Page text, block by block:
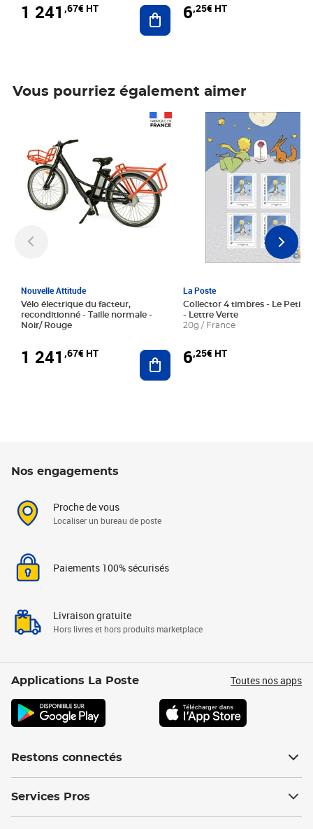
1 241 ,67€ HT Ajouter au panier
6,25€ HT
Vous pourriez également aimer
Nouvelle Attitude
Vélo électrique du facteur,
reconditionné - Taille normale -
Noir/ Rouge
1 241 ,67€ HT Ajouter au panier
La Poste
Collector 4 timbres - Le Petit
- Lettre Verte
20g / France
6,25€ HT
Prix 6,25€ HT
Nos engagements
Proche de vous
Localiser un bureau de poste
Paiements 100% sécurisés
Livraison gratuite
Hors livres et hors produits marketplace
Applications La Poste Toutes nos apps
Restons connectés
Services Pros